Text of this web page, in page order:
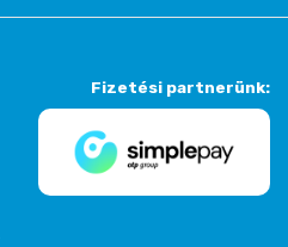
Fizetési partnerünk: